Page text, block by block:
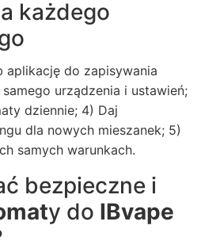
każdego
aplikację do zapisywania
urządzenia i ustawień;
dziennie; 4) Daj
dla nowych mieszanek; 5)
samych warunkach.
bezpieczne i
y do IBvape